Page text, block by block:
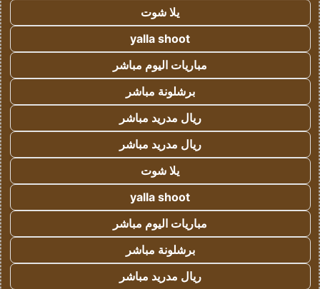
يلا شوت
yalla shoot
مباريات اليوم مباشر
برشلونة مباشر
ريال مدريد مباشر
ريال مدريد مباشر
يلا شوت
yalla shoot
مباريات اليوم مباشر
برشلونة مباشر
ريال مدريد مباشر